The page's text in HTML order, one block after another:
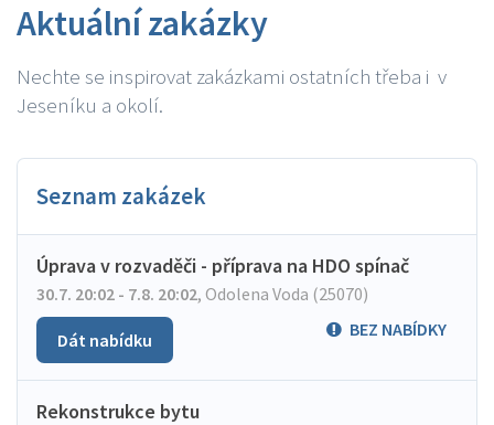
Aktuální zakázky
Nechte se inspirovat zakázkami ostatních třeba i v
Jeseníku a okolí.
Seznam zakázek
Úprava v rozvaděči - příprava na HDO spínač
30.7. 20:02 - 7.8. 20:02, Odolena Voda (25070)
BEZ NABÍDKY
Dát nabídku
Rekonstrukce bytu